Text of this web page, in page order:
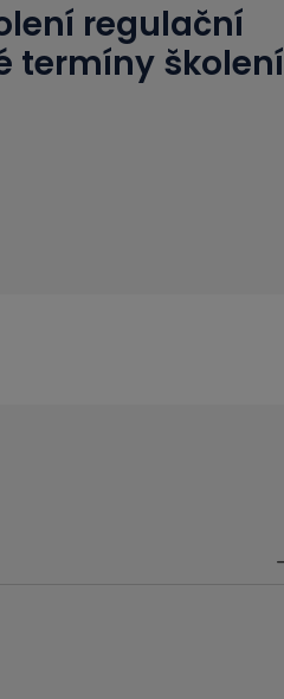
regulační
termíny školení